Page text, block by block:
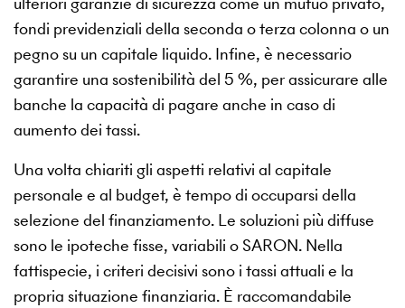
fondi previdenziali della seconda o terza colonna o un
pegno su un capitale liquido. Infine, è necessario
garantire una sostenibilità del 5 %, per assicurare alle
banche la capacità di pagare anche in caso di
aumento dei tassi.
Una volta chiariti gli aspetti relativi al capitale
personale e al budget, è tempo di occuparsi della
selezione del finanziamento. Le soluzioni più diffuse
sono le ipoteche fisse, variabili o SARON. Nella
fattispecie, i criteri decisivi sono i tassi attuali e la
propria situazione finanziaria. È raccomandabile